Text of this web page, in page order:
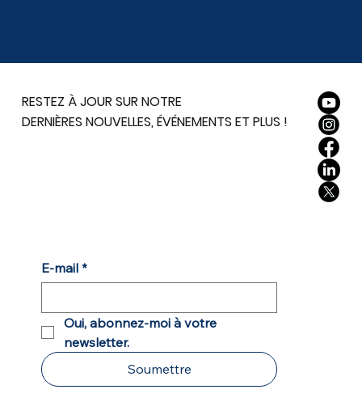
RESTEZ À JOUR SUR NOTRE
DERNIÈRES NOUVELLES, ÉVÉNEMENTS ET PLUS !
E-mail *
Oui, abonnez-moi à votre
newsletter.
Soumettre